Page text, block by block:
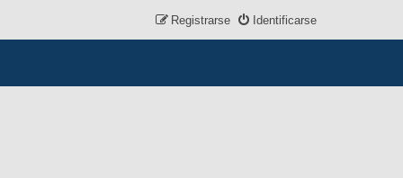
Identificarse
Registrarse